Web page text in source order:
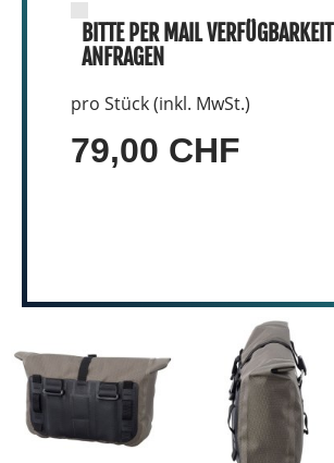
BITTE PER MAIL VERFÜGBARKEIT
ANFRAGEN
pro Stück (inkl. MwSt.)
79,00 CHF